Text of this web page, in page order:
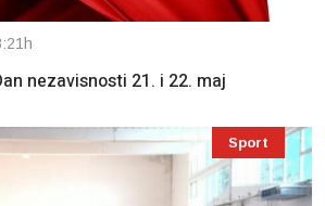
nezavisnosti 21. i 22. maj
Sport